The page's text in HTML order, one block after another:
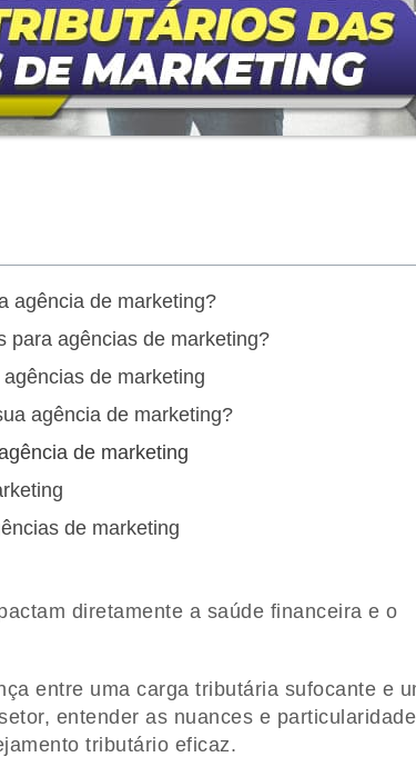
agência de marketing?
para agências de marketing?
de marketing
agência de marketing?
de marketing
de marketing
diretamente a saúde financeira e o
entre uma carga tributária sufocante e
entender as nuances e
tributário eficaz.